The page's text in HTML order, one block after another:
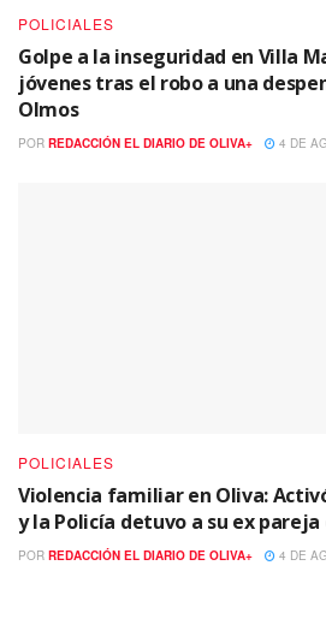
POLICIALES
Golpe a la inseguridad en Villa
jóvenes tras el robo a una
Olmos
POR REDACCIÓN EL DIARIO DE OLIVA+ 4 DE
POLICIALES
Violencia familiar en Oliva:
y la Policía detuvo a su ex
POR REDACCIÓN EL DIARIO DE OLIVA+ 4 DE